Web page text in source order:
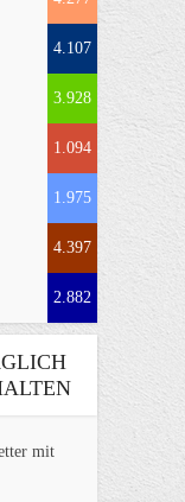
4.107
3.928
1.094
1.975
4.397
2.882
mit